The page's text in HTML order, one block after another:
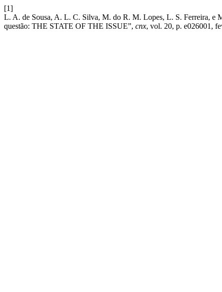
[1]
L. A. de Sousa, A. L. C. Silva, M. do R. M. Lopes, L. S. Ferreira, e
questão: THE STATE OF THE ISSUE”, cnx, vol. 20, p. e026001,